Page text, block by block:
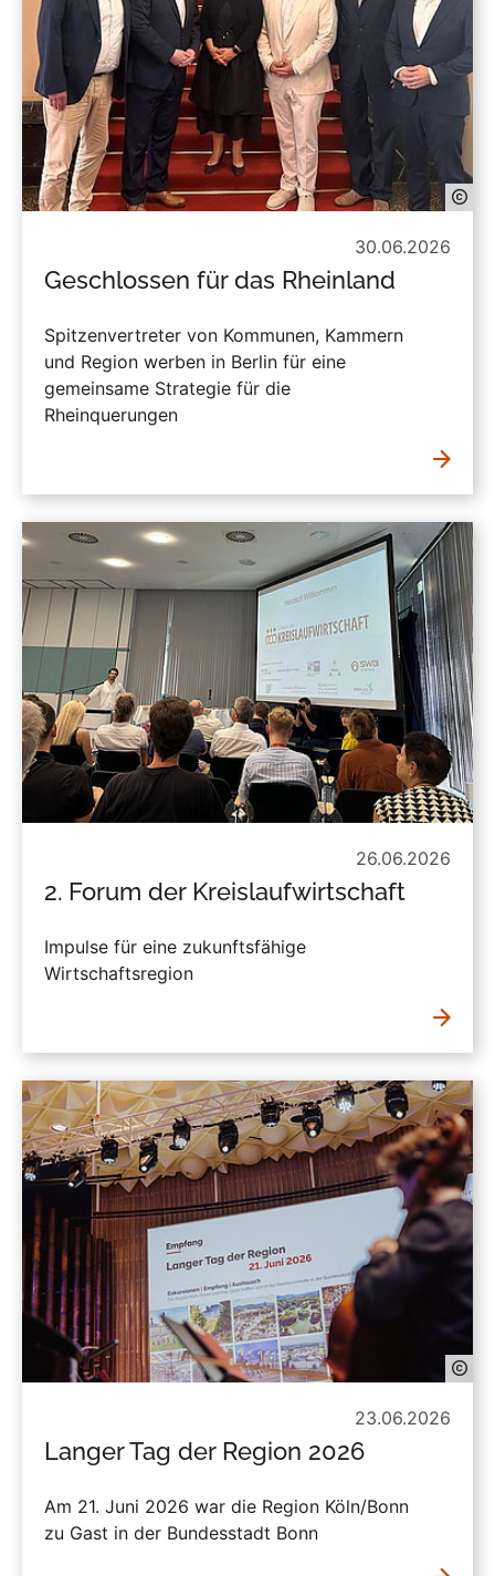
30.06.2026
Geschlossen für das Rheinland
Spitzenvertreter von Kommunen, Kammern
und Region werben in Berlin für eine
gemeinsame Strategie für die
Rheinquerungen
26.06.2026
2. Forum der Kreislaufwirtschaft
Impulse für eine zukunftsfähige
Wirtschaftsregion
23.06.2026
Langer Tag der Region 2026
Am 21. Juni 2026 war die Region Köln/Bonn
zu Gast in der Bundesstadt Bonn